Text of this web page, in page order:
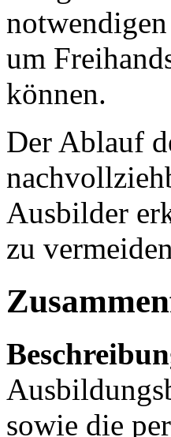
um
können.
Der Ablauf
Ausbilder
zu
sowie die